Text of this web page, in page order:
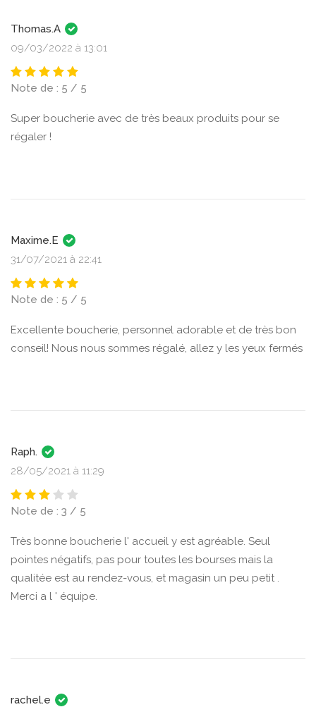
Thomas.A
09/03/2022 à 13:01
Note de : 5 / 5
Super boucherie avec de très beaux produits pour se
régaler !
Maxime.E
31/07/2021 à 22:41
Note de : 5 / 5
Excellente boucherie, personnel adorable et de très bon
conseil! Nous nous sommes régalé, allez y les yeux fermés
Raph.
28/05/2021 à 11:29
Note de : 3 / 5
Très bonne boucherie l' accueil y est agréable. Seul
pointes négatifs, pas pour toutes les bourses mais la
qualitée est au rendez-vous, et magasin un peu petit .
Merci a l ' équipe.
rachel.e